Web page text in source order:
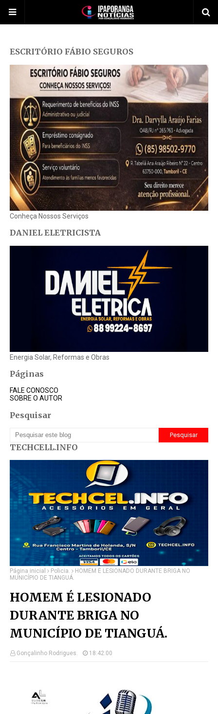
ESCRITÓRIO FÁBIO SEGUROS
Conheça Nossos Serviços
DANIEL ELETRICISTA
Energia Solar, Reformas e Obras
Páginas
FALE CONOSCO
SOBRE O AUTOR
Pesquisar
TECHCELL.INFO
Página inicial Policia.
HOMEM É LESIONADO DURANTE BRIGA NO
MUNICÍPIO DE TIANGUÁ.
HOMEM É LESIONADO
DURANTE BRIGA NO
MUNICÍPIO DE TIANGUÁ.
Gonçalinho Rodrigues. 18:42:00